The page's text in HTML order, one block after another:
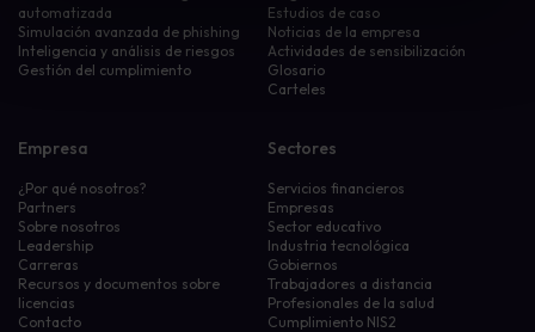
automatizada
Simulación avanzada de phishing
Inteligencia y análisis de riesgos
Gestión del cumplimiento
Estudios de caso
Noticias de la empresa
Actividades de sensibilización
Glosario
Carteles
Empresa
¿Por qué nosotros?
Partners
Sobre nosotros
Leadership
Carreras
Recursos y documentos sobre
licencias
Contacto
Sectores
Servicios financieros
Empresas
Sector educativo
Industria tecnológica
Gobiernos
Trabajadores a distancia
Profesionales de la salud
Cumplimiento NIS2